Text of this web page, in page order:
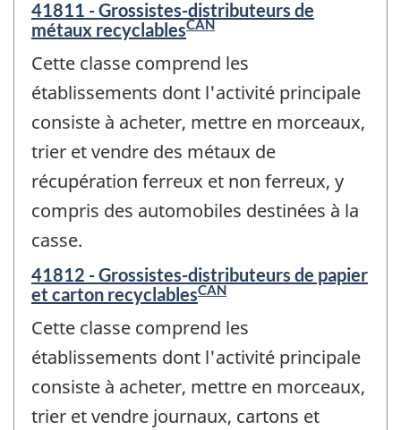
41811 - Grossistes-distributeurs de
métaux recyclablesCAN
Cette classe comprend les
établissements dont l'activité principale
consiste à acheter, mettre en morceaux,
trier et vendre des métaux de
récupération ferreux et non ferreux, y
compris des automobiles destinées à la
casse.
41812 - Grossistes-distributeurs de papier
et carton recyclablesCAN
Cette classe comprend les
établissements dont l'activité principale
consiste à acheter, mettre en morceaux,
trier et vendre journaux, cartons et